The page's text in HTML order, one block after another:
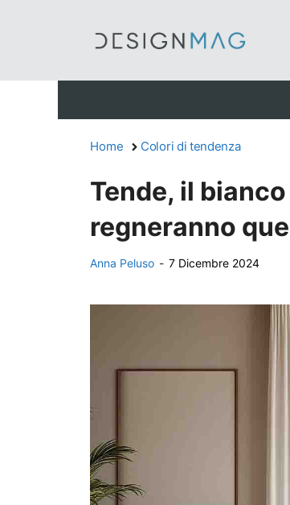
Home Colori di tendenza
Tende, il
regneranno
Anna Peluso - 7 Dicembre 2024